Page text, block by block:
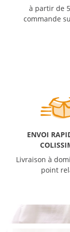
à partir de
commande
ENVOI
Livraison à
point